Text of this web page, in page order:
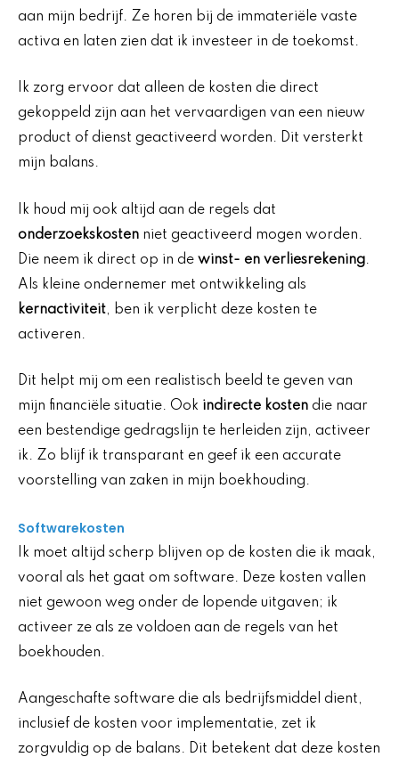
aan mijn bedrijf. Ze horen bij de immateriële vaste
activa en laten zien dat ik investeer in de toekomst.
Ik zorg ervoor dat alleen de kosten die direct
gekoppeld zijn aan het vervaardigen van een nieuw
product of dienst geactiveerd worden. Dit versterkt
mijn balans.
Ik houd mij ook altijd aan de regels dat
onderzoekskosten niet geactiveerd mogen worden.
Die neem ik direct op in de winst- en verliesrekening.
Als kleine ondernemer met ontwikkeling als
kernactiviteit, ben ik verplicht deze kosten te
activeren.
Dit helpt mij om een realistisch beeld te geven van
mijn financiële situatie. Ook indirecte kosten die naar
een bestendige gedragslijn te herleiden zijn, activeer
ik. Zo blijf ik transparant en geef ik een accurate
voorstelling van zaken in mijn boekhouding.
Softwarekosten
Ik moet altijd scherp blijven op de kosten die ik maak,
vooral als het gaat om software. Deze kosten vallen
niet gewoon weg onder de lopende uitgaven; ik
activeer ze als ze voldoen aan de regels van het
boekhouden.
Aangeschafte software die als bedrijfsmiddel dient,
inclusief de kosten voor implementatie, zet ik
zorgvuldig op de balans. Dit betekent dat deze kosten